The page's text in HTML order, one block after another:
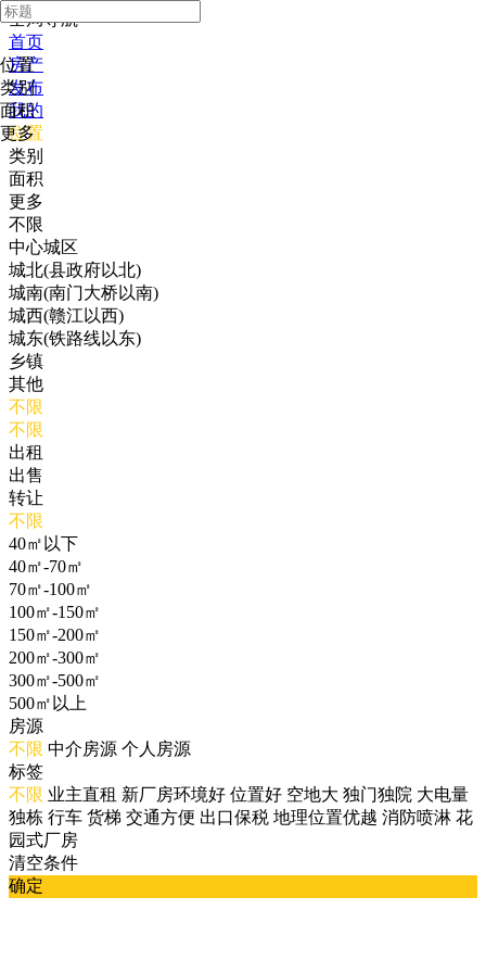
全局导航
首页
房产
发布
我的
位置
类别
面积
更多
位置
类别
面积
更多
不限
中心城区
城北(县政府以北)
城南(南门大桥以南)
城西(赣江以西)
城东(铁路线以东)
乡镇
其他
不限
不限
出租
出售
转让
不限
40㎡以下
40㎡-70㎡
70㎡-100㎡
100㎡-150㎡
150㎡-200㎡
200㎡-300㎡
300㎡-500㎡
500㎡以上
房源
不限 中介房源 个人房源
标签
不限 业主直租 新厂房环境好 位置好 空地大 独门独院 大电量
独栋 行车 货梯 交通方便 出口保税 地理位置优越 消防喷淋 花
园式厂房
清空条件
确定